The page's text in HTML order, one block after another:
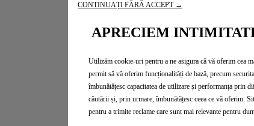
CONTINUAȚI FĂRĂ ACCEPT →
APRECIEM
Utilizăm cookie-uri pentru a ne asigura că vă oferim cea
permit să vă oferim funcționalități de bază, precum
îmbunătățesc capacitatea de utilizare și performanța prin
căutării și, prin urmare, îmbunătățesc ceea ce vă oferim.
pentru a trimite reclame care sunt mai relevante pentru